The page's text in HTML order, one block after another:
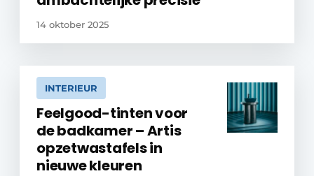
14 oktober 2025
INTERIEUR
Feelgood-tinten voor
de badkamer – Artis
opzetwastafels in
nieuwe kleuren